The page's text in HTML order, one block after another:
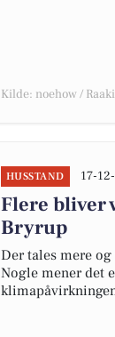
Kilde: noehow /
HUSSTAND 17-
Flere bliver
Bryrup
Der tales mere
Nogle mener det